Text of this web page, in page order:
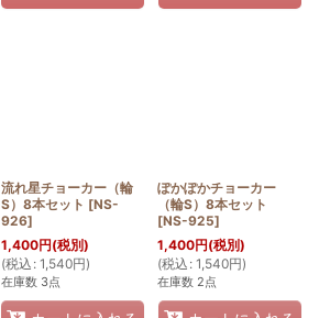
流れ星チョーカー（輪
S）8本セット [NS-
926]
1,400円(税別)
(税込 : 1,540円)
在庫数 3点
ぽかぽかチョーカー
（輪S）8本セット
[NS-925]
1,400円(税別)
(税込 : 1,540円)
在庫数 2点